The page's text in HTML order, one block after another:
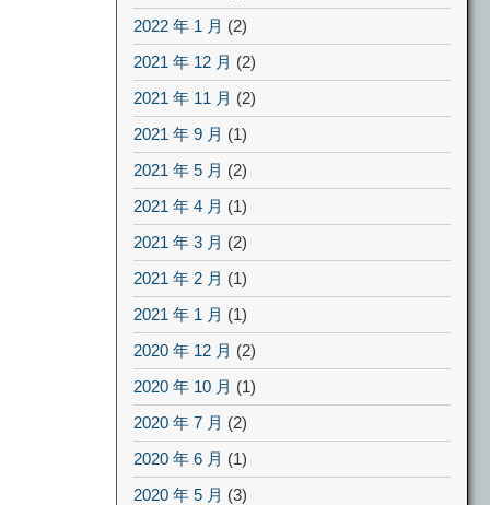
2022 年 1 月 (2)
2021 年 12 月 (2)
2021 年 11 月 (2)
2021 年 9 月 (1)
2021 年 5 月 (2)
2021 年 4 月 (1)
2021 年 3 月 (2)
2021 年 2 月 (1)
2021 年 1 月 (1)
2020 年 12 月 (2)
2020 年 10 月 (1)
2020 年 7 月 (2)
2020 年 6 月 (1)
2020 年 5 月 (3)